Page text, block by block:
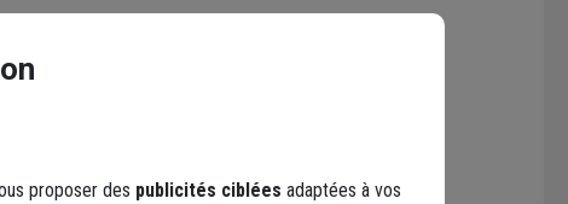
proposer des publicités ciblées adaptées à vos